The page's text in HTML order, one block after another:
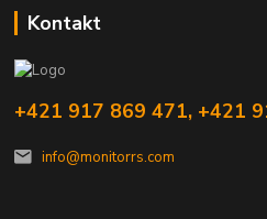
Kontakt
+421 917 869 471, +421
info@monitorrs.com